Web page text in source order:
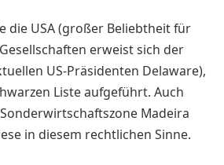
die USA (großer Beliebtheit für
erweist sich der
US-Präsidenten Delaware),
Liste aufgeführt. Auch
Madeira
in diesem rechtlichen Sinne.